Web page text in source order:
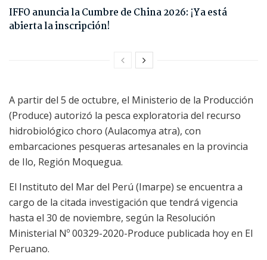
IFFO anuncia la Cumbre de China 2026: ¡Ya está
abierta la inscripción!
A partir del 5 de octubre, el Ministerio de la Producción
(Produce) autorizó la pesca exploratoria del recurso
hidrobiológico choro (Aulacomya atra), con
embarcaciones pesqueras artesanales en la provincia
de Ilo, Región Moquegua.
El Instituto del Mar del Perú (Imarpe) se encuentra a
cargo de la citada investigación que tendrá vigencia
hasta el 30 de noviembre, según la Resolución
Ministerial Nº 00329-2020-Produce publicada hoy en El
Peruano.